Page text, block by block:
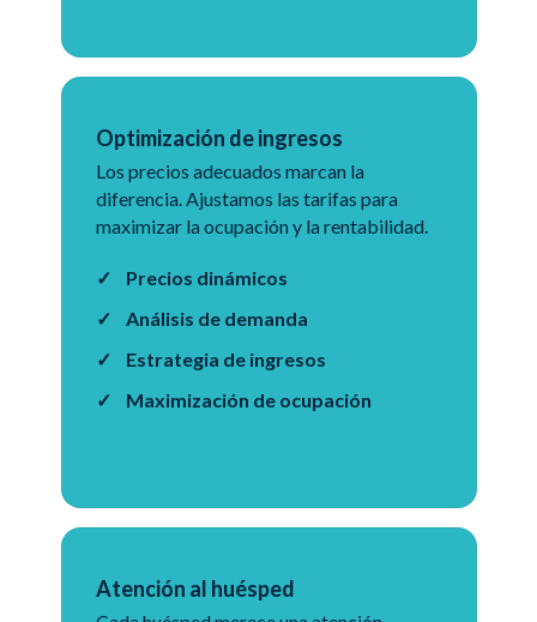
Optimización de ingresos
Los precios adecuados marcan la
diferencia. Ajustamos las tarifas para
maximizar la ocupación y la rentabilidad.
Precios dinámicos
Análisis de demanda
Estrategia de ingresos
Maximización de ocupación
Atención al huésped